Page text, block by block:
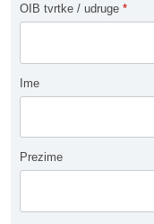
OIB tvrtke / udruge *
Ime
Prezime